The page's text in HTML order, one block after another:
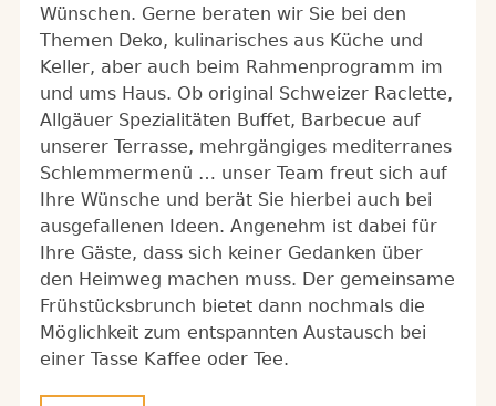
Wünschen. Gerne beraten wir Sie bei den
Themen Deko, kulinarisches aus Küche und
Keller, aber auch beim Rahmenprogramm im
und ums Haus. Ob original Schweizer Raclette,
Allgäuer Spezialitäten Buffet, Barbecue auf
unserer Terrasse, mehrgängiges mediterranes
Schlemmermenü … unser Team freut sich auf
Ihre Wünsche und berät Sie hierbei auch bei
ausgefallenen Ideen. Angenehm ist dabei für
Ihre Gäste, dass sich keiner Gedanken über
den Heimweg machen muss. Der gemeinsame
Frühstücksbrunch bietet dann nochmals die
Möglichkeit zum entspannten Austausch bei
einer Tasse Kaffee oder Tee.